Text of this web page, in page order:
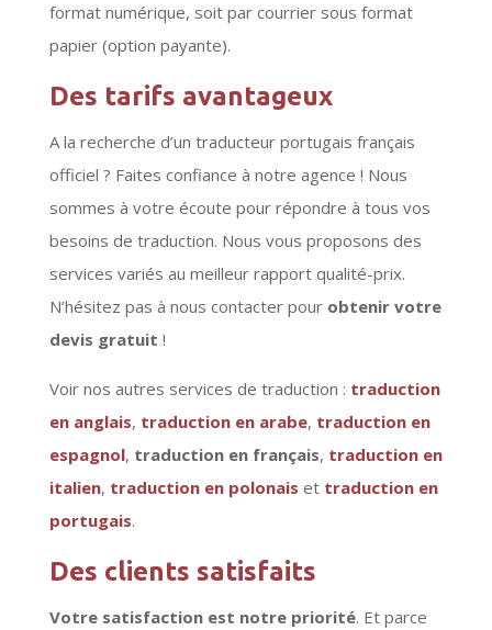
format numérique, soit par courrier sous format
papier (option payante).
Des tarifs avantageux
A la recherche d’un traducteur portugais français
officiel ? Faites confiance à notre agence ! Nous
sommes à votre écoute pour répondre à tous vos
besoins de traduction. Nous vous proposons des
services variés au meilleur rapport qualité-prix.
N’hésitez pas à nous contacter pour obtenir votre
devis gratuit !
Voir nos autres services de traduction : traduction
en anglais, traduction en arabe, traduction en
espagnol, traduction en français, traduction en
italien, traduction en polonais et traduction en
portugais.
Des clients satisfaits
Votre satisfaction est notre priorité. Et parce